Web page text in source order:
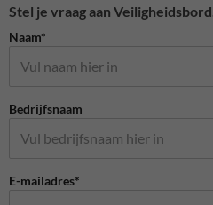
Stel je vraag aan
Naam*
Bedrijfsnaam
E-mailadres*